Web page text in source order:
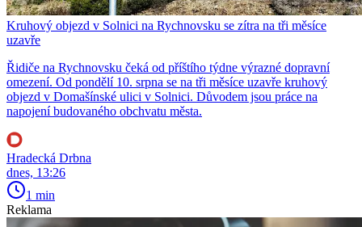
Kruhový objezd v Solnici na Rychnovsku se zítra na tři měsíce
uzavře
Řidiče na Rychnovsku čeká od příštího týdne výrazné dopravní
omezení. Od pondělí 10. srpna se na tři měsíce uzavře kruhový
objezd v Domašínské ulici v Solnici. Důvodem jsou práce na
napojení budovaného obchvatu města.
Hradecká Drbna
dnes, 13:26
1 min
Reklama